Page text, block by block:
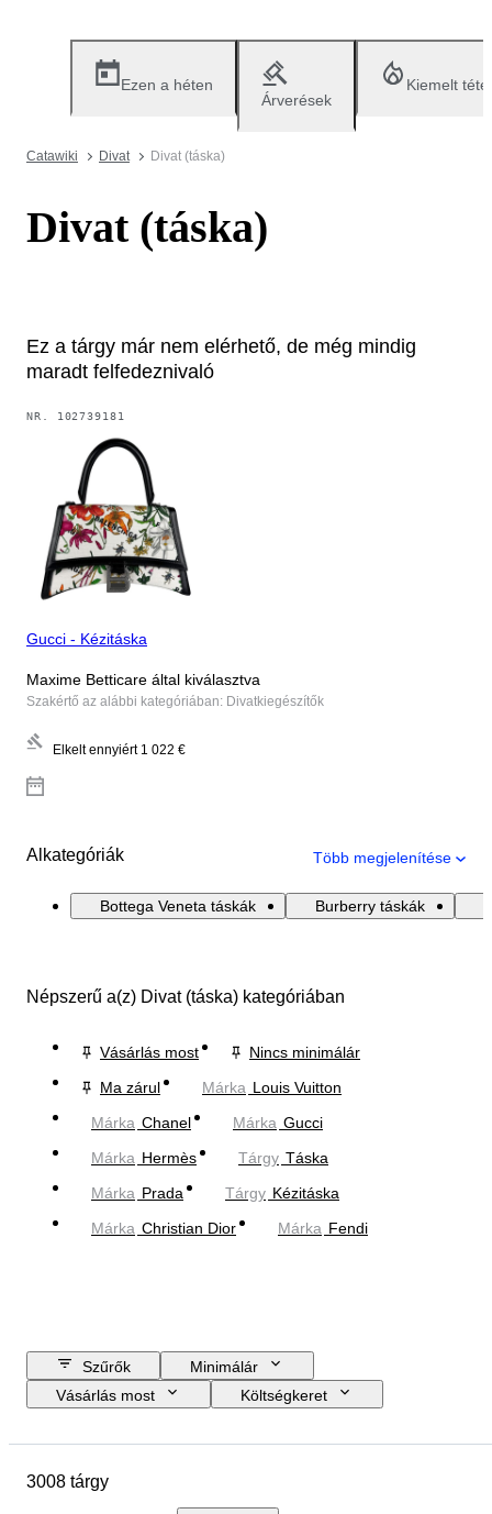
Ezen a héten
Árverések
Kiemelt
Catawiki Divat Divat (táska)
Divat (táska)
Ez a tárgy már nem elérhető, de még mindig
maradt felfedeznivaló
NR. 102739181
Gucci - Kézitáska
Maxime Betticare által kiválasztva
Szakértő az alábbi kategóriában: Divatkiegészítők
Elkelt ennyiért 1 022 €
Alkategóriák Több megjelenítése
Bottega Veneta táskák Burberry táskák
Népszerű a(z) Divat (táska) kategóriában
Vásárlás most
Nincs minimálár
Ma zárul
Márka Louis Vuitton
Márka Chanel Márka Gucci
Márka Hermès Tárgy Táska
Márka Prada Tárgy Kézitáska
Márka Christian Dior Márka Fendi
Szűrők
Minimálár
Vásárlás most
Költségkeret
Tárgy
Nem
3008 tárgy